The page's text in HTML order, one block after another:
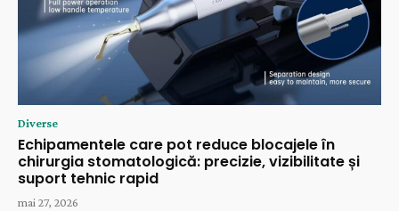
Diverse
Echipamentele care pot reduce blocajele în
chirurgia stomatologică: precizie, vizibilitate și
suport tehnic rapid
mai 27, 2026